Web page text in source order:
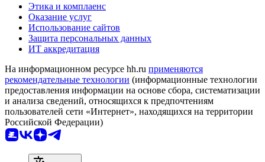
Этика и комплаенс
Оказание услуг
Использование сайтов
Защита персональных данных
ИТ аккредитация
На информационном ресурсе hh.ru применяются
рекомендательные технологии (информационные технологии
предоставления информации на основе сбора, систематизации
и анализа сведений, относящихся к предпочтениям
пользователей сети «Интернет», находящихся на территории
Российской Федерации)